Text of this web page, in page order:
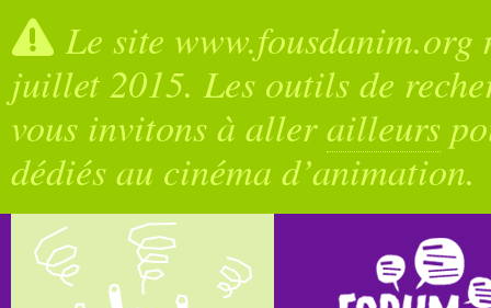
Le site
juillet 2015. Les outils de
vous invitons à allerailleurs
dédiés au cinéma d’animation.